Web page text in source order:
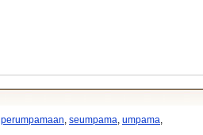
perumpamaan seumpama umpama